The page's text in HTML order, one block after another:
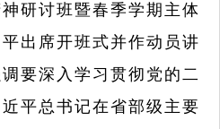
研讨班暨春季学期主体
出席开班式并作动员讲
要深入学习贯彻党的二
平总书记在省部级主要